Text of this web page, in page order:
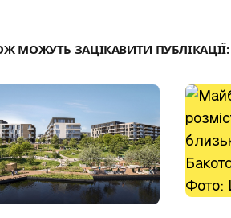
МОЖУТЬ ЗАЦІКАВИТИ ПУБЛІКАЦІЇ: